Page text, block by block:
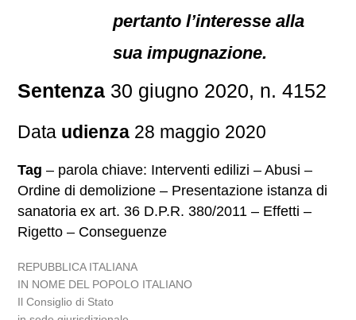
pertanto l’interesse alla
sua impugnazione.
Sentenza 30 giugno 2020, n. 4152
Data udienza 28 maggio 2020
Tag – parola chiave: Interventi edilizi – Abusi –
Ordine di demolizione – Presentazione istanza di
sanatoria ex art. 36 D.P.R. 380/2011 – Effetti –
Rigetto – Conseguenze
REPUBBLICA ITALIANA
IN NOME DEL POPOLO ITALIANO
Il Consiglio di Stato